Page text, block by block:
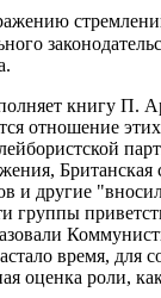
книгу П.
отношение
и другие
группы
время, для
оценка роли,